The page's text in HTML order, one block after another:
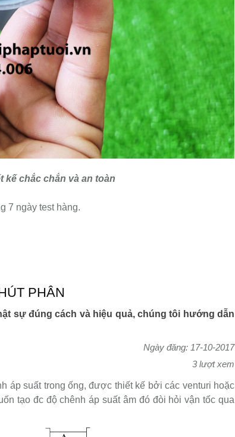
kế chắc chắn và an toàn
7 ngày test hàng.
PHÂN
sự đúng cách và hiệu quả, chúng tôi hướng dẫn
Ngày đăng: 17-10-2017
3 lượt xem
áp suất trong ống, được thiết kế bởi các venturi hoặc
tạo đc độ chênh áp suất âm đó đòi hỏi vận tốc qua